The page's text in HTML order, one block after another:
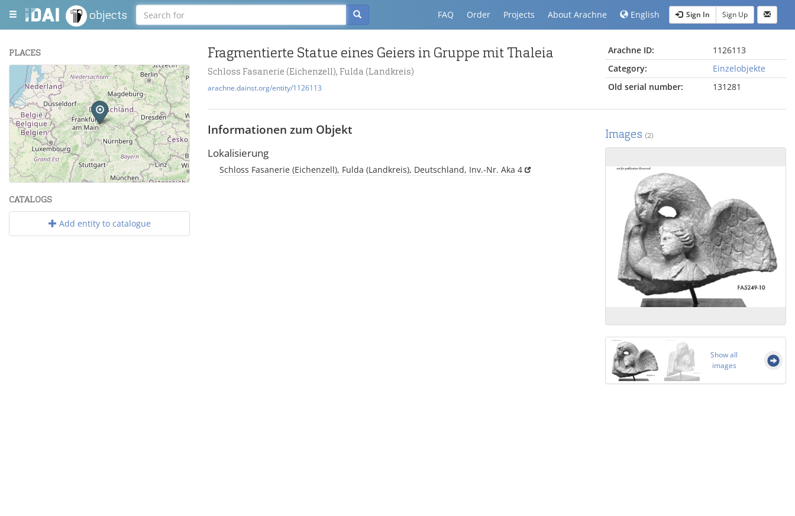
objects FAQ Order Projects About Arachne English Sign In Sign Up
PLACES
+
−
Leaflet| Maps and Data ©OpenStreetMap.
CATALOGS
Add entity to catalogue
Fragmentierte Statue eines Geiers in Gruppe mit Thaleia
Schloss Fasanerie (Eichenzell), Fulda (Landkreis)
arachne.dainst.org/entity/1126113
Arachne ID:
1126113
Category:
Einzelobjekte
Old serial number:
131281
Informationen zum Objekt
Lokalisierung
Schloss Fasanerie (Eichenzell), Fulda (Landkreis), Deutschland, Inv.-Nr. Aka 4
Images (2)
Show all
images